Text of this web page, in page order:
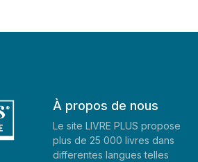
À propos de nous
Le site LIVRE PLUS propose
plus de 25 000 livres dans
differentes langues telles